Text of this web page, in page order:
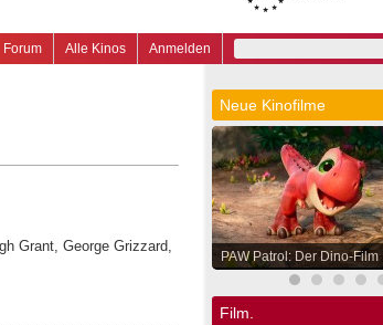
Anmelden
Alle Kinos
Forum
Grant, George Grizzard,
Neue Kinofilme
PAW Patrol: Der Dino-Film
Film.